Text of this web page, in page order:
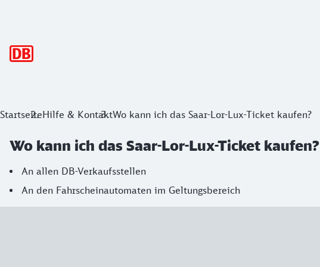
StartseiteHilfe & KontaktWo kann ich das Saar-Lor-Lux-Ticket kaufen?
Wo kann ich das Saar-Lor-Lux-Ticket kaufen?
An allen DB-Verkaufsstellen
An den Fahrscheinautomaten im Geltungsbereich